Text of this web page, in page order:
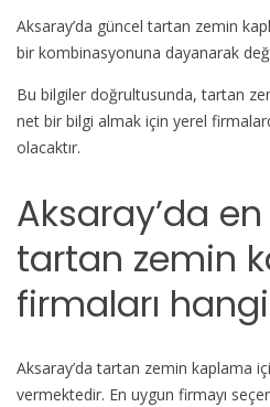
Aksaray’da güncel tartan zemin
bir kombinasyonuna dayanarak
Bu bilgiler doğrultusunda, tartan
net bir bilgi almak için yerel
olacaktır.
Aksaray’da
tartan zemin
firmaları
Aksaray’da tartan zemin kaplama
vermektedir. En uygun firmayı